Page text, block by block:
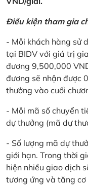
Điều kiện tham gia
- Mỗi khách hàng sử
tại BIDV với giá trị
đương 9,500,000
đương sẽ nhận được
thưởng vào cuối
- Mỗi mã số chuyển
dự thưởng (mã dự
- Số lượng mã dự
giới hạn. Trong thời
hiện nhiều giao dịch
tương ứng và tăng